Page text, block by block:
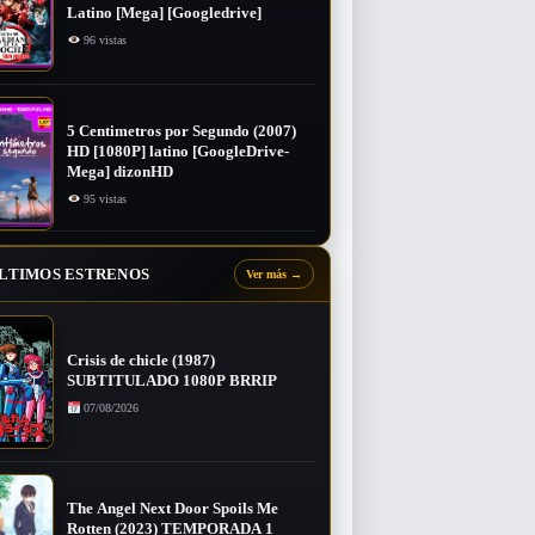
Latino [Mega] [Googledrive]
96 vistas
5 Centimetros por Segundo (2007) ​
HD [1080P] latino [GoogleDrive-
Mega] dizonHD
95 vistas
ESTRENOS Ver más →
Crisis de chicle (1987)
SUBTITULADO 1080P BRRIP
07/08/2026
The Angel Next Door Spoils Me
Rotten (2023) TEMPORADA 1